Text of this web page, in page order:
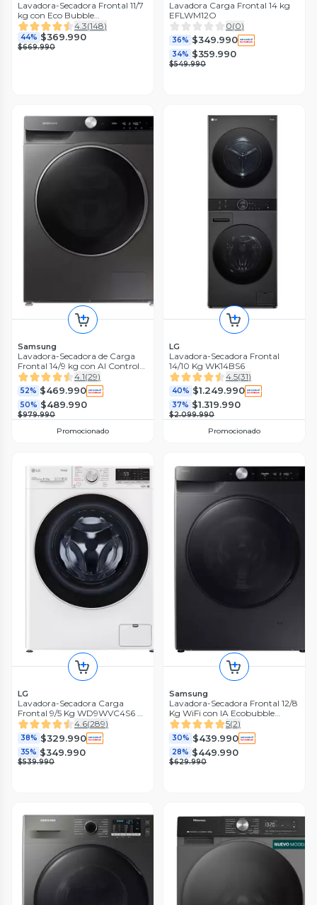
Lavadora-Secadora Frontal 11/7
kg con Eco Bubble
WD11TA046BE/ZS
4.3(148)
44% $369.990
$669.990
Lavadora Carga Frontal 14 kg
EFLWM12O
0(0)
36% $349.990
34% $359.990
$549.990
Samsung
Lavadora-Secadora de Carga
Frontal 14/9 kg con AI Control
WD14TP04DSX/ZS
4.1(29)
52% $469.990
50% $489.990
$979.990
Promocionado
LG
Lavadora-Secadora Frontal
14/10 Kg WK14BS6
4.5(31)
40% $1.249.990
37% $1.319.990
$2.099.990
Promocionado
LG
Lavadora-Secadora Carga
Frontal 9/5 Kg WD9WVC4S6 AI
DD
4.6(289)
38% $329.990
35% $349.990
$539.990
Samsung
Lavadora-Secadora Frontal 12/8
Kg WiFi con IA Ecobubble
WD12FG6B34BBZS 2025
5(2)
30% $439.990
28% $449.990
$629.990